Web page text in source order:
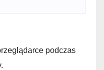
podczas